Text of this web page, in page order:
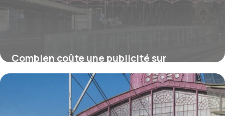
Combien coûte une publicité sur
Facebook ou Instagram ?